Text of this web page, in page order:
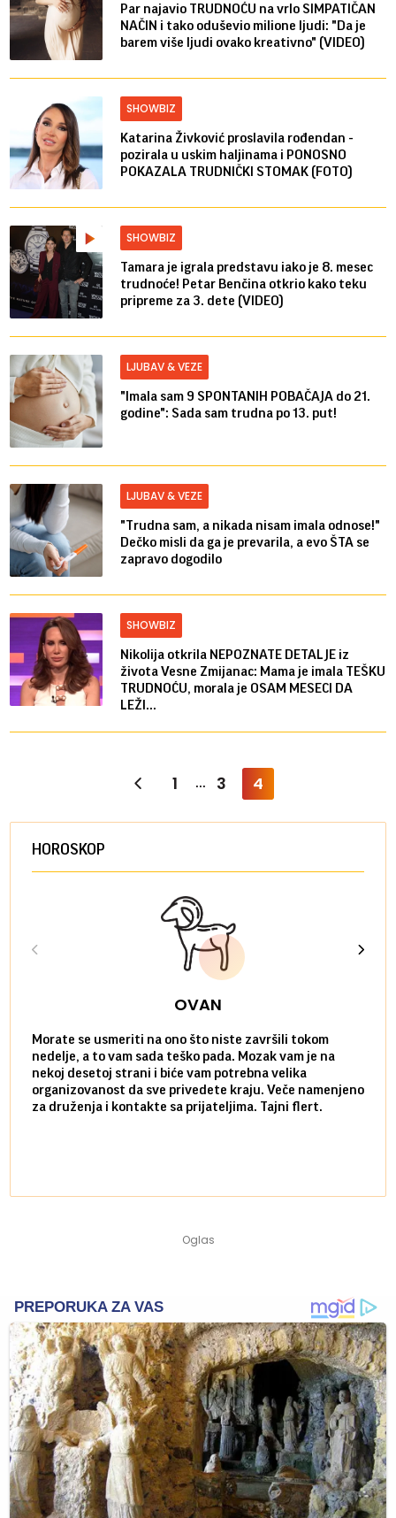
Par najavio TRUDNOĆU na vrlo SIMPATIČAN
NAČIN i tako oduševio milione ljudi: "Da je
barem više ljudi ovako kreativno" (VIDEO)
SHOWBIZ
Katarina Živković proslavila rođendan -
pozirala u uskim haljinama i PONOSNO
POKAZALA TRUDNIČKI STOMAK (FOTO)
SHOWBIZ
Tamara je igrala predstavu iako je 8. mesec
trudnoće! Petar Benčina otkrio kako teku
pripreme za 3. dete (VIDEO)
LJUBAV & VEZE
"Imala sam 9 SPONTANIH POBAČAJA do 21.
godine": Sada sam trudna po 13. put!
LJUBAV & VEZE
"Trudna sam, a nikada nisam imala odnose!"
Dečko misli da ga je prevarila, a evo ŠTA se
zapravo dogodilo
SHOWBIZ
Nikolija otkrila NEPOZNATE DETALJE iz
života Vesne Zmijanac: Mama je imala TEŠKU
TRUDNOĆU, morala je OSAM MESECI DA
LEŽI...
1 ... 3 4
HOROSKOP
OVAN
Morate se usmeriti na ono što niste završili tokom
nedelje, a to vam sada teško pada. Mozak vam je na
nekoj desetoj strani i biće vam potrebna velika
organizovanost da sve privedete kraju. Veče namenjeno
za druženja i kontakte sa prijateljima. Tajni flert.